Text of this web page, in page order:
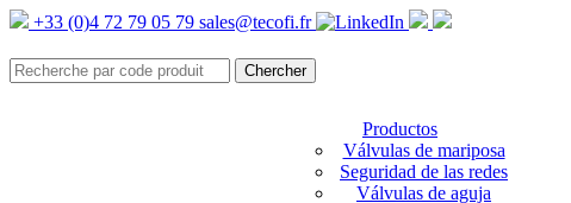
+33 (0)4 72 79 05 79 sales@tecofi.fr
Productos
Válvulas de mariposa
Seguridad de las redes
Válvulas de aguja